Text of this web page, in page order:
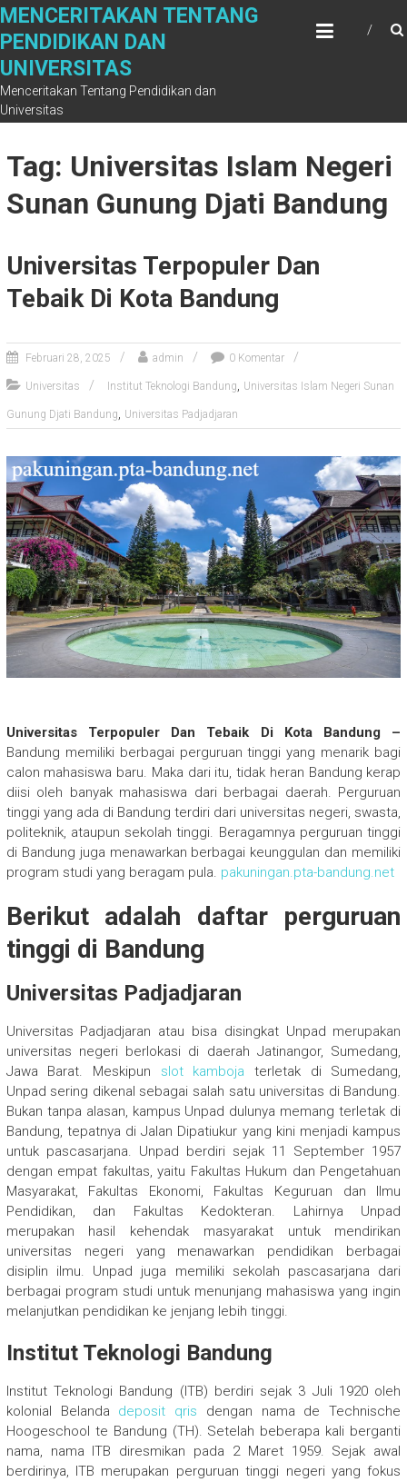
Skip
content
MENCERITAKAN TENTANG
PENDIDIKAN DAN
UNIVERSITAS
Menceritakan Tentang Pendidikan dan
Universitas
Tag: Universitas Islam Negeri
Sunan Gunung Djati Bandung
Universitas Terpopuler Dan
Tebaik Di Kota Bandung
Februari 28, 2025 admin 0 Komentar
Universitas Institut Teknologi Bandung, Universitas Islam Negeri Sunan
Gunung Djati Bandung, Universitas Padjadjaran
Universitas Terpopuler Dan Tebaik Di Kota Bandung –
Bandung memiliki berbagai perguruan tinggi yang menarik bagi
calon mahasiswa baru. Maka dari itu, tidak heran Bandung kerap
diisi oleh banyak mahasiswa dari berbagai daerah. Perguruan
tinggi yang ada di Bandung terdiri dari universitas negeri, swasta,
politeknik, ataupun sekolah tinggi. Beragamnya perguruan tinggi
di Bandung juga menawarkan berbagai keunggulan dan memiliki
program studi yang beragam pula. pakuningan.pta-bandung.net
Berikut adalah daftar perguruan
tinggi di Bandung
Universitas Padjadjaran
Universitas Padjadjaran atau bisa disingkat Unpad merupakan
universitas negeri berlokasi di daerah Jatinangor, Sumedang,
Jawa Barat. Meskipun slot kamboja terletak di Sumedang,
Unpad sering dikenal sebagai salah satu universitas di Bandung.
Bukan tanpa alasan, kampus Unpad dulunya memang terletak di
Bandung, tepatnya di Jalan Dipatiukur yang kini menjadi kampus
untuk pascasarjana. Unpad berdiri sejak 11 September 1957
dengan empat fakultas, yaitu Fakultas Hukum dan Pengetahuan
Masyarakat, Fakultas Ekonomi, Fakultas Keguruan dan Ilmu
Pendidikan, dan Fakultas Kedokteran. Lahirnya Unpad
merupakan hasil kehendak masyarakat untuk mendirikan
universitas negeri yang menawarkan pendidikan berbagai
disiplin ilmu. Unpad juga memiliki sekolah pascasarjana dari
berbagai program studi untuk menunjang mahasiswa yang ingin
melanjutkan pendidikan ke jenjang lebih tinggi.
Institut Teknologi Bandung
Institut Teknologi Bandung (ITB) berdiri sejak 3 Juli 1920 oleh
kolonial Belanda deposit qris dengan nama de Technische
Hoogeschool te Bandung (TH). Setelah beberapa kali berganti
nama, nama ITB diresmikan pada 2 Maret 1959. Sejak awal
berdirinya, ITB merupakan perguruan tinggi negeri yang fokus